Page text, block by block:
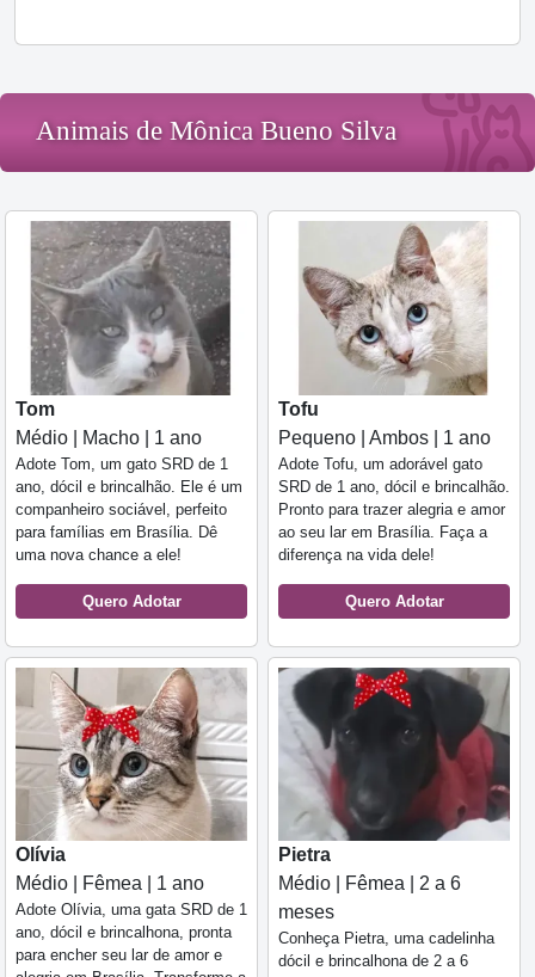
Animais de Mônica Bueno Silva
Tom
Médio | Macho | 1 ano
Adote Tom, um gato SRD de 1
ano, dócil e brincalhão. Ele é um
companheiro sociável, perfeito
para famílias em Brasília. Dê
uma nova chance a ele!
Quero Adotar
Tofu
Pequeno | Ambos | 1 ano
Adote Tofu, um adorável gato
SRD de 1 ano, dócil e brincalhão.
Pronto para trazer alegria e amor
ao seu lar em Brasília. Faça a
diferença na vida dele!
Quero Adotar
Olívia
Médio | Fêmea | 1 ano
Adote Olívia, uma gata SRD de 1
ano, dócil e brincalhona, pronta
para encher seu lar de amor e
Pietra
Médio | Fêmea | 2 a 6
meses
Conheça Pietra, uma cadelinha
dócil e brincalhona de 2 a 6